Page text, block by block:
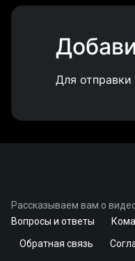
Для
Рассказываем вам о
Вопросы и ответы
Обратная связь